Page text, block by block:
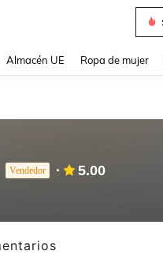
Almacén UE Ropa de mujer
Vendedor 5.00